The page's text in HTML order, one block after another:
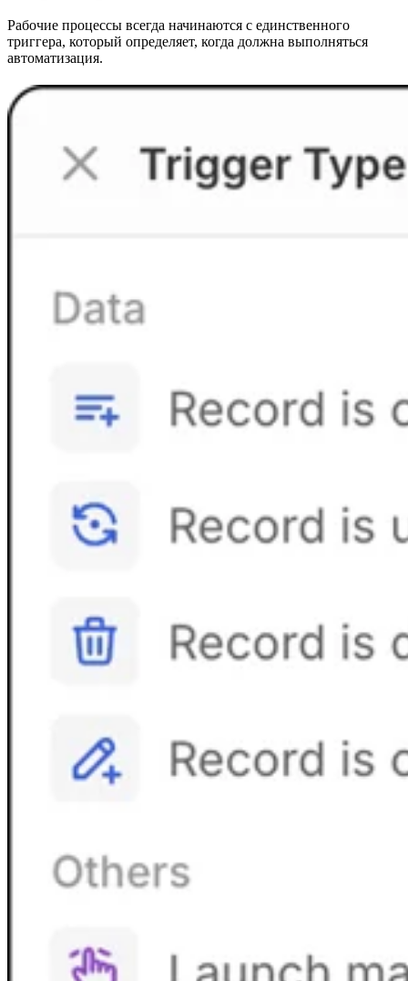
Рабочие процессы всегда начинаются с единственного
триггера, который определяет, когда должна выполняться
автоматизация.